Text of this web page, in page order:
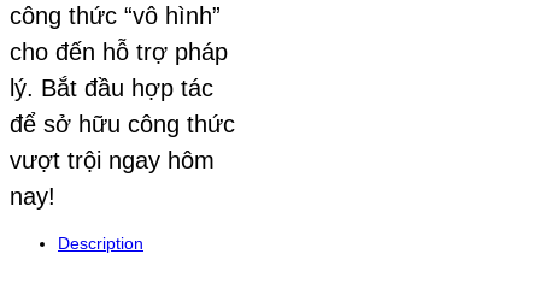
công thức “vô hình”
cho đến hỗ trợ pháp
lý. Bắt đầu hợp tác
để sở hữu công thức
vượt trội ngay hôm
nay!
Description